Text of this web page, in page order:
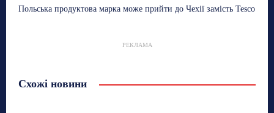
Польська продуктова марка може прийти до Чехії замість Tesco
РЕКЛАМА
Схожі новини